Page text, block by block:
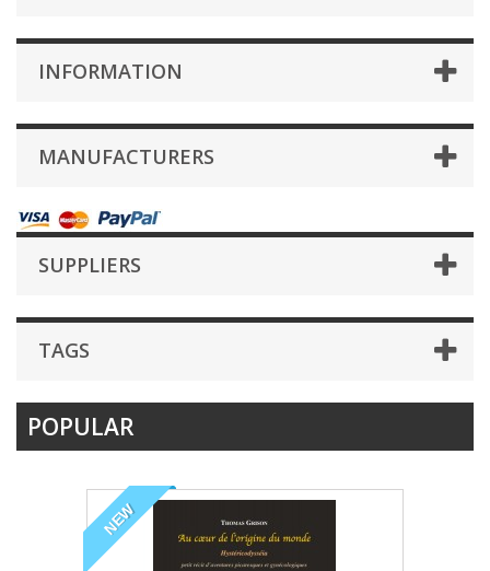
INFORMATION
MANUFACTURERS
SUPPLIERS
TAGS
POPULAR
NEW